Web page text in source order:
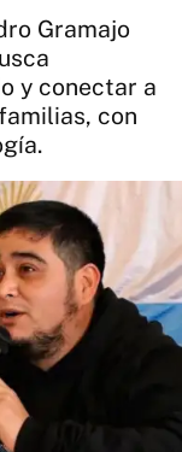
Gramajo
y conectar a
con